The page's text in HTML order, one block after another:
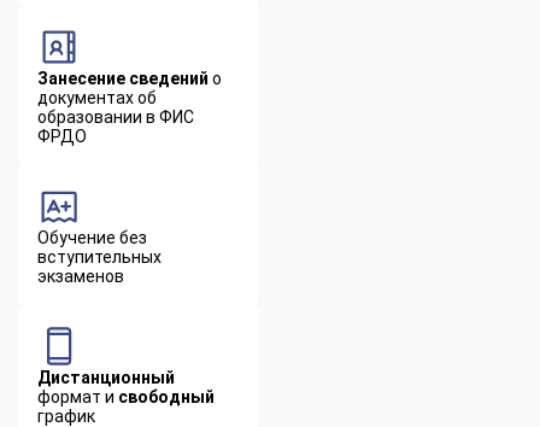
Занесение сведений о
документах об
образовании в ФИС
ФРДО
Обучение без
вступительных
экзаменов
Дистанционный
формат и свободный
график